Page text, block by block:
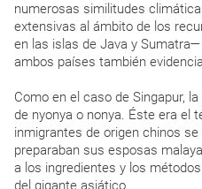
numerosas similitudes
extensivas al ámbito de los
en las islas de Java y
ambos países también
Como en el caso de Singapur,
de nyonya o nonya. Éste era el
inmigrantes de origen chinos
preparaban sus esposas
a los ingredientes y los
del gigante asiático.